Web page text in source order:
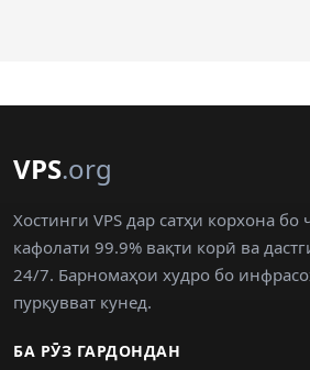
VPS.org
Хостинги VPS дар сатҳи корхона
кафолати 99.9% вақти корӣ ва
24/7. Барномаҳои худро бо
пурқувват кунед.
БА РӮЗ ГАРДОНДАН